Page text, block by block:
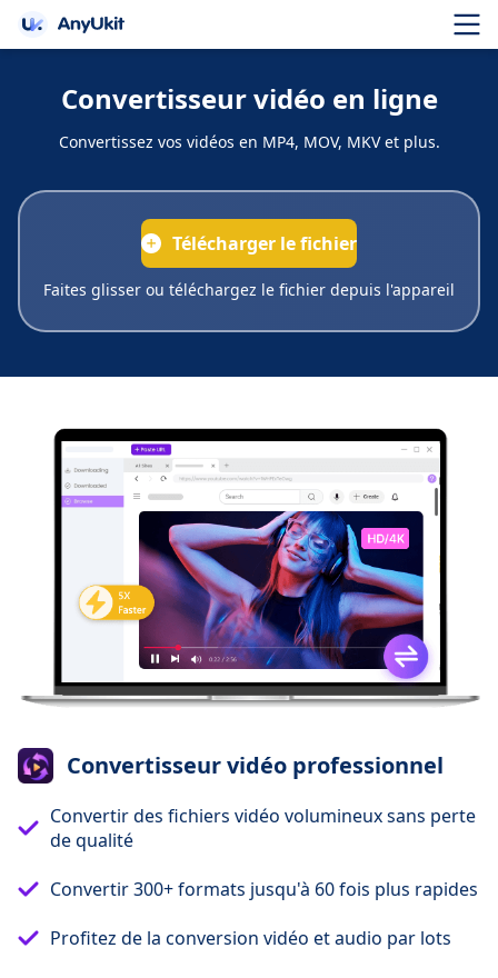
Convertisseur vidéo en ligne
Convertissez vos vidéos en MP4, MOV, MKV et plus.
Télécharger le fichier
Faites glisser ou téléchargez le fichier depuis l'appareil
Convertisseur vidéo professionnel
Convertir des fichiers vidéo volumineux sans perte
de qualité
Convertir 300+ formats jusqu'à 60 fois plus rapides
Profitez de la conversion vidéo et audio par lots